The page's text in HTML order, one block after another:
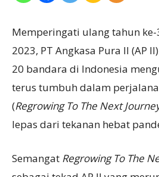
Memperingati ulang tahun
2023, PT Angkasa Pura II (AP
20 bandara di Indonesia
terus tumbuh dalam
(Regrowing To The Next
lepas dari tekanan hebat
Semangat Regrowing To The